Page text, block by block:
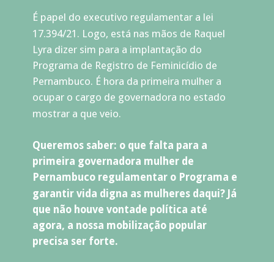
É papel do executivo regulamentar a lei
17.394/21. Logo, está nas mãos de Raquel
Lyra dizer sim para a implantação do
Programa de Registro de Feminicídio de
Pernambuco. É hora da primeira mulher a
ocupar o cargo de governadora no estado
mostrar a que veio.
Queremos saber: o que falta para a
primeira governadora mulher de
Pernambuco regulamentar o Programa e
garantir vida digna as mulheres daqui? Já
que não houve vontade política até
agora, a nossa mobilização popular
precisa ser forte.